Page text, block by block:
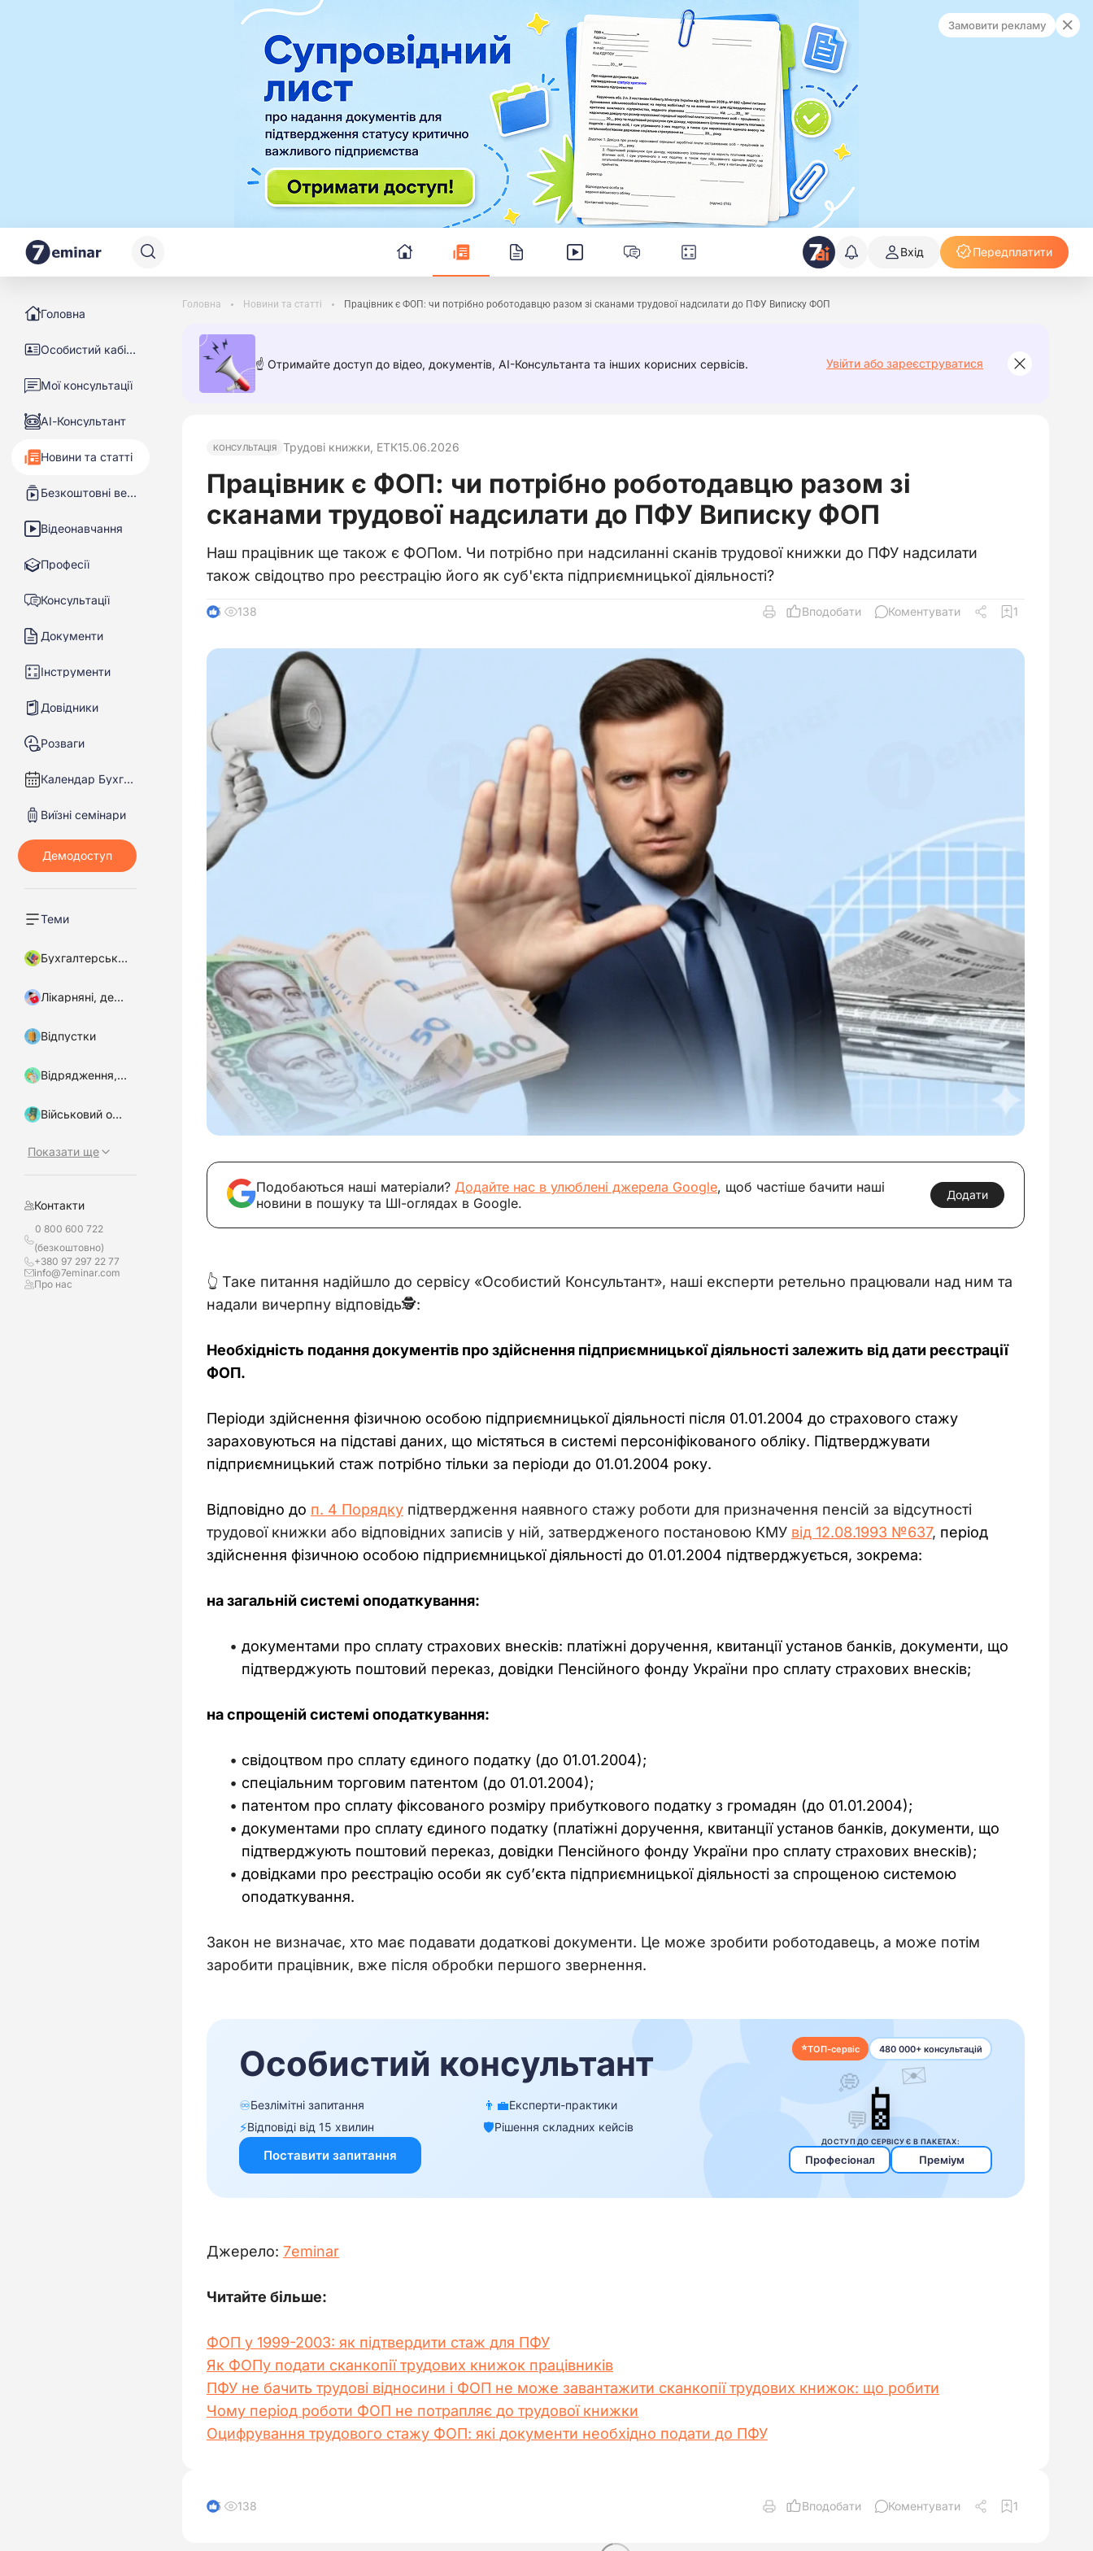
Замовити рекламу
Вхід Передплатити
Головна
Особистий кабінет
Мої консультації
АІ-Консультант
Новини та статті
Безкоштовні вебінари
Відеонавчання
Професії
Консультації
Документи
Інструменти
Довідники
Розваги
Календар Бухгалтера
Виїзні семінари
Теми
Бухгалтерський облік
Лікарняні, декретні
Відпустки
Відрядження, підзвітні кошти
Військовий облік, бронювання
Показати ще
Контакти
0 800 600 722
(безкоштовно)
+380 97 297 22 77
info@7eminar.com
Про нас
Головна Новини та статті Працівник є ФОП: чи потрібно роботодавцю разом зі сканами трудової надсилати до ПФУ Виписку ФОП
☝️ Отримайте доступ до відео, документів, AI-Консультанта та інших корисних сервісів. Увійти або зареєструватися
КОНСУЛЬТАЦІЯ Трудові книжки, ЕТК15.06.2026
Працівник є ФОП: чи потрібно роботодавцю разом зі
сканами трудової надсилати до ПФУ Виписку ФОП
Наш працівник ще також є ФОПом. Чи потрібно при надсиланні сканів трудової книжки до ПФУ надсилати
також свідоцтво про реєстрацію його як суб'єкта підприємницької діяльності?
5 138 Вподобати Коментувати 1
Подобаються наші матеріали? Додайте нас в улюблені джерела Google, щоб частіше бачити наші
новини в пошуку та ШІ-оглядах в Google.
Додати
👆 Таке питання надійшло до сервісу «Особистий Консультант», наші експерти ретельно працювали над ним та
надали вичерпну відповідь🕵️:
Необхідність подання документів про здійснення підприємницької діяльності залежить від дати реєстрації
ФОП.
Періоди здійснення фізичною особою підприємницької діяльності після 01.01.2004 до страхового стажу
зараховуються на підставі даних, що містяться в системі персоніфікованого обліку. Підтверджувати
підприємницький стаж потрібно тільки за періоди до 01.01.2004 року.
Відповідно до п. 4 Порядку підтвердження наявного стажу роботи для призначення пенсій за відсутності
трудової книжки або відповідних записів у ній, затвердженого постановою КМУ від 12.08.1993 №637, період
здійснення фізичною особою підприємницької діяльності до 01.01.2004 підтверджується, зокрема:
на загальній системі оподаткування:
документами про сплату страхових внесків: платіжні доручення, квитанції установ банків, документи, що
підтверджують поштовий переказ, довідки Пенсійного фонду України про сплату страхових внесків;
на спрощеній системі оподаткування:
свідоцтвом про сплату єдиного податку (до 01.01.2004);
спеціальним торговим патентом (до 01.01.2004);
патентом про сплату фіксованого розміру прибуткового податку з громадян (до 01.01.2004);
документами про сплату єдиного податку (платіжні доручення, квитанції установ банків, документи, що
підтверджують поштовий переказ, довідки Пенсійного фонду України про сплату страхових внесків);
довідками про реєстрацію особи як суб’єкта підприємницької діяльності за спрощеною системою
оподаткування.
Закон не визначає, хто має подавати додаткові документи. Це може зробити роботодавець, а може потім
заробити працівник, вже після обробки першого звернення.
Джерело: 7еminar
Читайте більше:
ФОП у 1999-2003: як підтвердити стаж для ПФУ
Як ФОПу подати сканкопії трудових книжок працівників
ПФУ не бачить трудові відносини і ФОП не може завантажити сканкопії трудових книжок: що робити
Чому період роботи ФОП не потрапляє до трудової книжки
Оцифрування трудового стажу ФОП: які документи необхідно подати до ПФУ
5 138 Вподобати Коментувати 1